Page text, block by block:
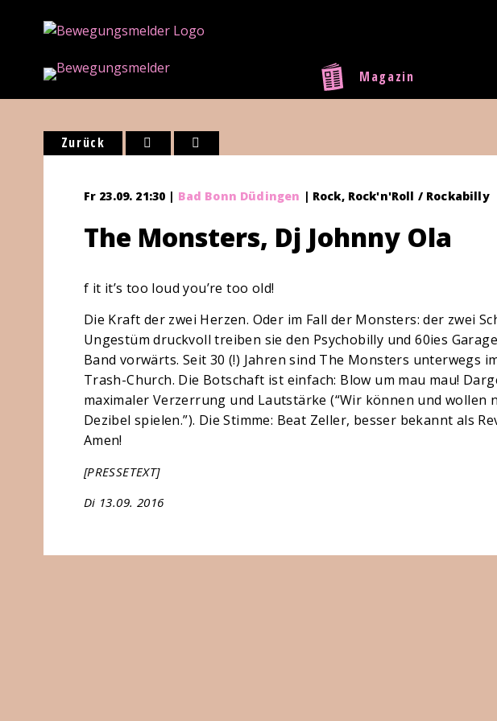
Magazin
Zurück
Fr 23.09. 21:30 | Bad Bonn Düdingen | Rock, Rock'n'Roll / Rockabilly
The Monsters, Dj Johnny Ola
f it it’s too loud you’re too old!
Die Kraft der zwei Herzen. Oder im Fall der Monsters: der zwei
Ungestüm druckvoll treiben sie den Psychobilly und 60ies
Band vorwärts. Seit 30 (!) Jahren sind The Monsters unterwegs
Trash-Church. Die Botschaft ist einfach: Blow um mau mau!
maximaler Verzerrung und Lautstärke (“Wir können und wollen
Dezibel spielen.”). Die Stimme: Beat Zeller, besser bekannt als
Amen!
[PRESSETEXT]
Di 13.09. 2016